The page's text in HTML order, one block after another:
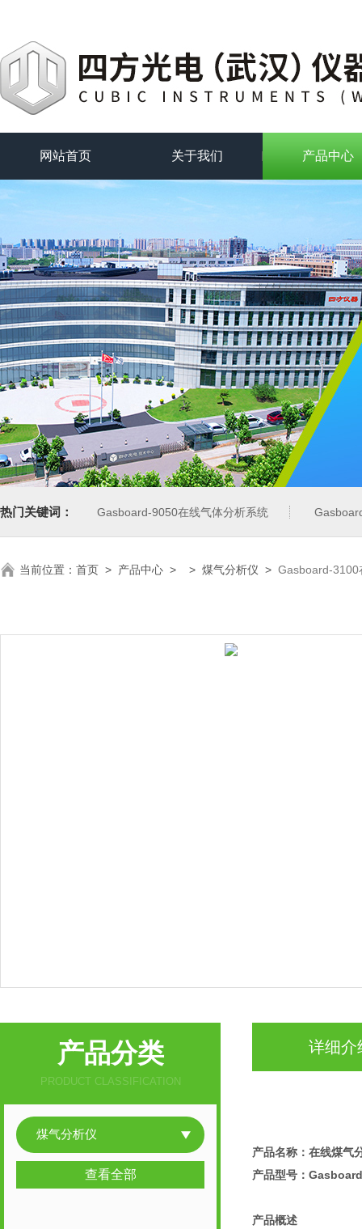
网站首页 关于我们 产品中心
热门关键词： Gasboard-9050在线气体分析系统
当前位置： 首页 > 产品中心 > > 煤气分析仪 > Gasboard-3100
产品分类
PRODUCT CLASSIFICATION
煤气分析仪
查看全部
详细介
产品名称：在线煤气
产品型号：
产品概述